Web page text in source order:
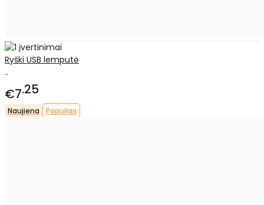
Ryški USB lemputė
..
€7 25
Naujiena Populiari